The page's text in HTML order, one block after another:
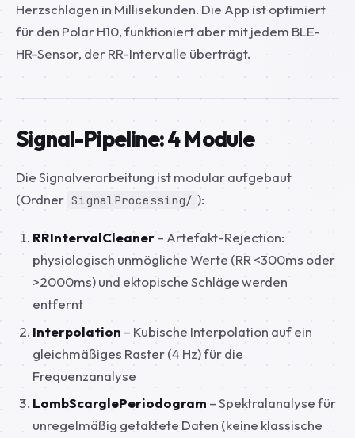
Herzschlägen in Millisekunden. Die App ist optimiert
für den Polar H10, funktioniert aber mit jedem BLE-
HR-Sensor, der RR-Intervalle überträgt.
Signal-Pipeline: 4 Module
Die Signalverarbeitung ist modular aufgebaut
(Ordner SignalProcessing/ ):
RRIntervalCleaner– Artefakt-Rejection:
physiologisch unmögliche Werte (RR <300ms oder
>2000ms) und ektopische Schläge werden
entfernt
Interpolation – Kubische Interpolation auf ein
gleichmäßiges Raster (4 Hz) für die
Frequenzanalyse
LombScarglePeriodogram – Spektralanalyse für
unregelmäßig getaktete Daten (keine klassische